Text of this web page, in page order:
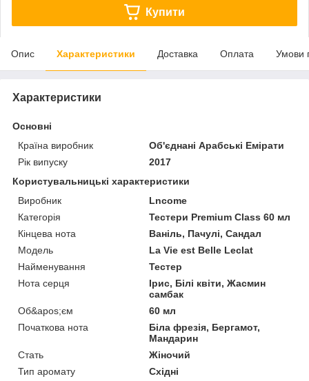
Купити
Опис Характеристики Доставка Оплата Умови
Характеристики
Основні
Країна виробник
Об'єднані Арабські Емірати
Рік випуску
2017
Користувальницькі характеристики
Виробник
Lncome
Категорія
Тестери Premium Class 60 мл
Кінцева нота
Ваніль, Пачулі, Сандал
Мoдель
La Vie est Belle Lеclat
Найменування
Тестер
Нота серця
Ірис, Білі квіти, Жасмин
самбак
Об&apos;єм
60 мл
Початкова нота
Біла фрезія, Бергамот,
Мандарин
Стать
Жіночий
Тип аромату
Східні